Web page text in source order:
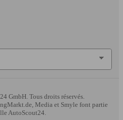
GmbH. Tous droits réservés.
Media et Smyle font partie
AutoScout24.